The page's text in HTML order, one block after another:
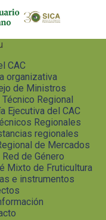
CAC
organizativa
de Ministros
Regional
Ejecutiva del CAC
Regionales
regionales
de Mercados
Red de Género
Mixto de Fruticultura
e instrumentos